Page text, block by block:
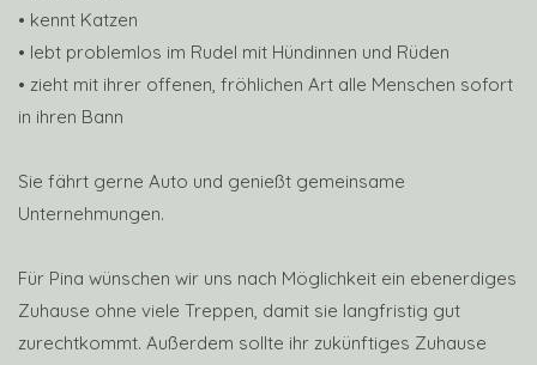
• kennt Katzen
• lebt problemlos im Rudel mit Hündinnen und Rüden
• zieht mit ihrer offenen, fröhlichen Art alle Menschen sofort
in ihren Bann
Sie fährt gerne Auto und genießt gemeinsame
Unternehmungen.
Für Pina wünschen wir uns nach Möglichkeit ein ebenerdiges
Zuhause ohne viele Treppen, damit sie langfristig gut
zurechtkommt. Außerdem sollte ihr zukünftiges Zuhause